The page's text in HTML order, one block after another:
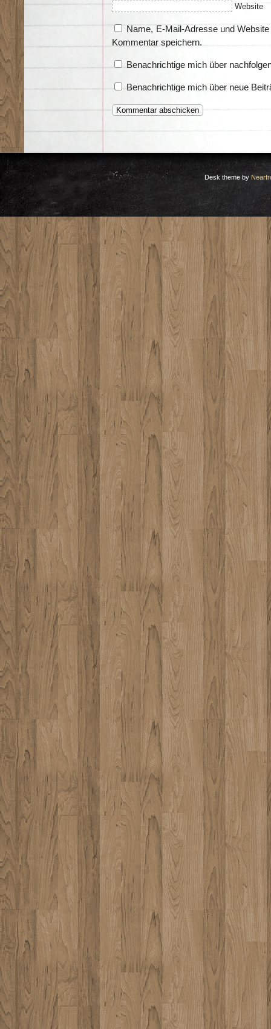
Website
Name, E-Mail-Adresse und
Kommentar speichern.
Benachrichtige mich über
Benachrichtige mich über neue
Desk theme by